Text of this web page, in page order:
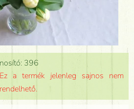
396
Ez a termék jelenleg sajnos nem
rendelhető.